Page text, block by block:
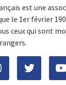
est une
le 1er février
ceux qui sont